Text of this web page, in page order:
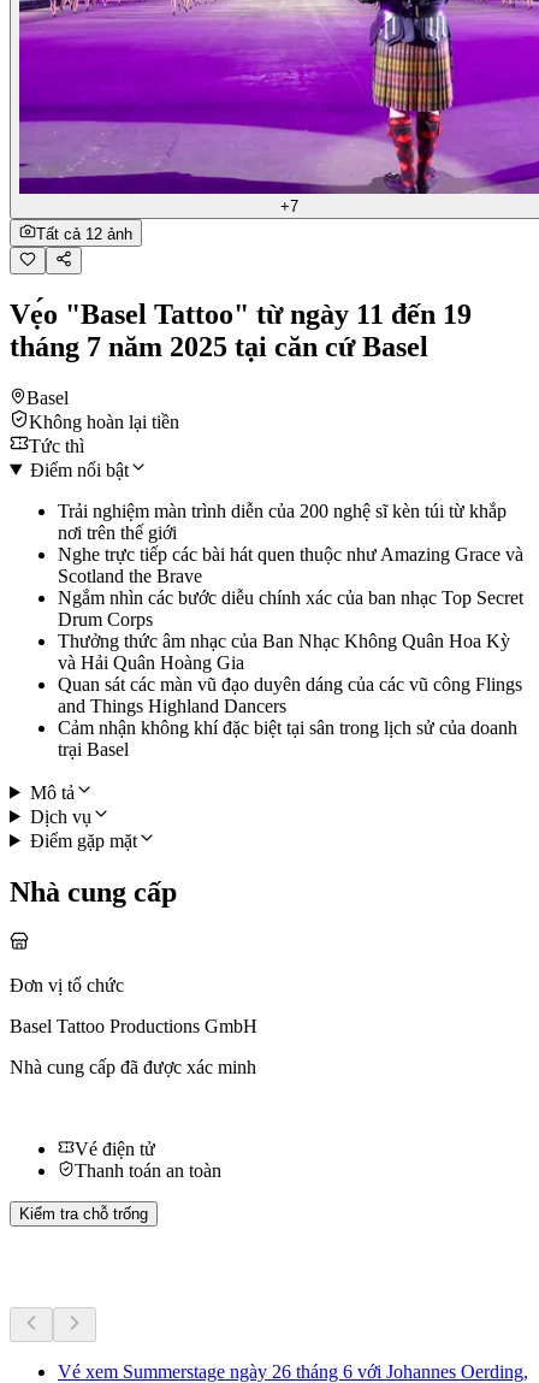
+7
Tất cả 12 ảnh
Vẹ́o "Basel Tattoo" từ ngày 11 đến 19
tháng 7 năm 2025 tại căn cứ Basel
Basel
Không hoàn lại tiền
Tức thì
Điểm nổi bật
Trải nghiệm màn trình diễn của 200 nghệ sĩ kèn túi từ khắp
nơi trên thế giới
Nghe trực tiếp các bài hát quen thuộc như Amazing Grace và
Scotland the Brave
Ngắm nhìn các bước diễu chính xác của ban nhạc Top Secret
Drum Corps
Thưởng thức âm nhạc của Ban Nhạc Không Quân Hoa Kỳ
và Hải Quân Hoàng Gia
Quan sát các màn vũ đạo duyên dáng của các vũ công Flings
and Things Highland Dancers
Cảm nhận không khí đặc biệt tại sân trong lịch sử của doanh
trại Basel
Mô tả
Dịch vụ
Điểm gặp mặt
Nhà cung cấp
Đơn vị tổ chức
Basel Tattoo Productions GmbH
Nhà cung cấp đã được xác minh
Vé điện tử
Thanh toán an toàn
Kiểm tra chỗ trống
Vé xem Summerstage ngày 26 tháng 6 với Johannes Oerding,